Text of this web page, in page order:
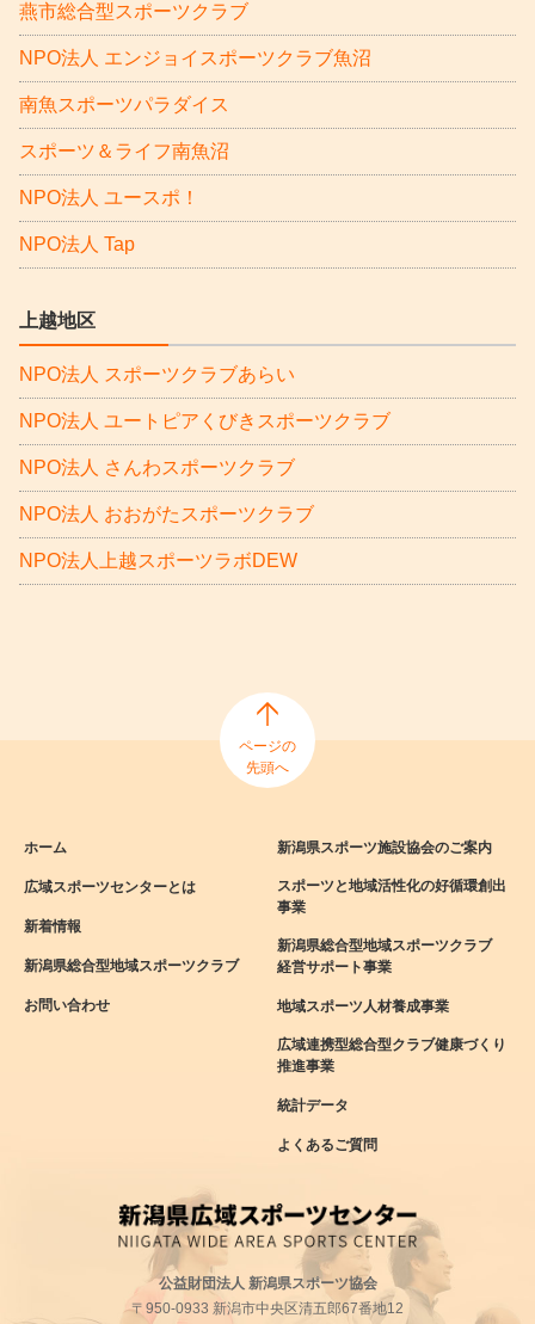
燕市総合型スポーツクラブ
NPO法人 エンジョイスポーツクラブ魚沼
南魚スポーツパラダイス
スポーツ＆ライフ南魚沼
NPO法人 ユースポ！
NPO法人 Tap
上越地区
NPO法人 スポーツクラブあらい
NPO法人 ユートピアくびきスポーツクラブ
NPO法人 さんわスポーツクラブ
NPO法人 おおがたスポーツクラブ
NPO法人上越スポーツラボDEW
ページの
先頭へ
ホーム
広域スポーツセンターとは
新着情報
新潟県総合型地域スポーツクラブ
お問い合わせ
新潟県スポーツ施設協会のご案内
スポーツと地域活性化の好循環創出
事業
新潟県総合型地域スポーツクラブ
経営サポート事業
地域スポーツ人材養成事業
広域連携型総合型クラブ健康づくり
推進事業
統計データ
よくあるご質問
公益財団法人 新潟県スポーツ協会
〒950-0933 新潟市中央区清五郎67番地12